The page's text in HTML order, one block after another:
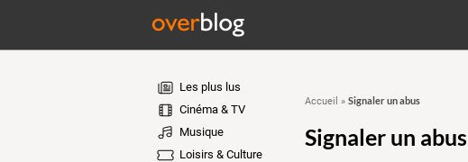
Les plus lus
Cinéma & TV
Musique
Loisirs & Culture
Accueil » Signaler un abus
Signaler un abus